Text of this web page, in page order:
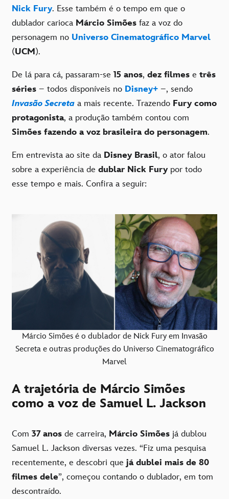
Nick Fury. Esse também é o tempo em que o
dublador carioca Márcio Simões faz a voz do
personagem no Universo Cinematográfico Marvel
(UCM).
De lá para cá, passaram-se 15 anos, dez filmes e três
séries – todos disponíveis no Disney+ –, sendo
Invasão Secreta a mais recente. Trazendo Fury como
protagonista, a produção também contou com
Simões fazendo a voz brasileira do personagem.
Em entrevista ao site da Disney Brasil, o ator falou
sobre a experiência de dublar Nick Fury por todo
esse tempo e mais. Confira a seguir:
Márcio Simões é o dublador de Nick Fury em Invasão
Secreta e outras produções do Universo Cinematográfico
Marvel
A trajetória de Márcio Simões
como a voz de Samuel L. Jackson
Com 37 anos de carreira, Márcio Simões já dublou
Samuel L. Jackson diversas vezes. “Fiz uma pesquisa
recentemente, e descobri que já dublei mais de 80
filmes dele”, começou contando o dublador, em tom
descontraído.